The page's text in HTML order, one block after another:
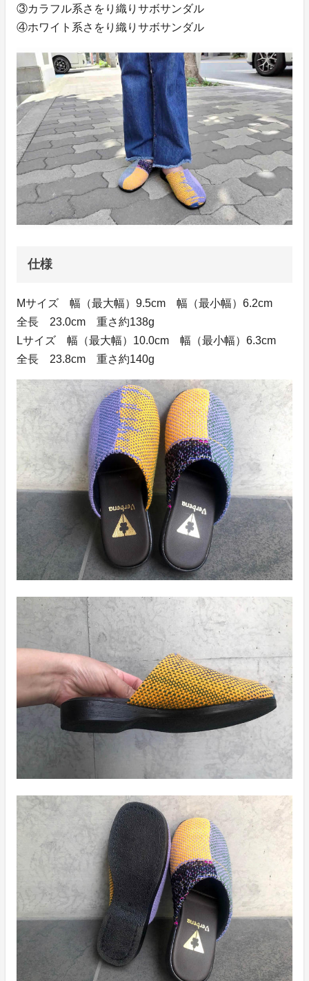
③カラフル系さをり織りサボサンダル
④ホワイト系さをり織りサボサンダル
仕様
Mサイズ 幅（最大幅）9.5cm 幅（最小幅）6.2cm
全長 23.0cm 重さ約138g
Lサイズ 幅（最大幅）10.0cm 幅（最小幅）6.3cm
全長 23.8cm 重さ約140g